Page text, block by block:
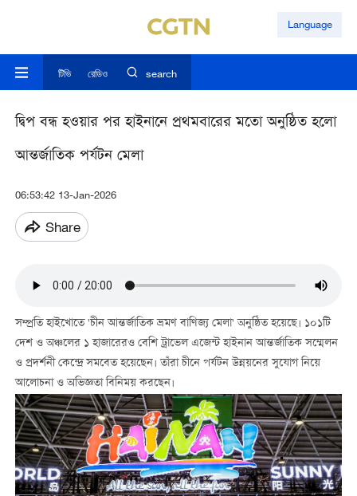
Language
টিভি রেডিও search
দ্বিপ বন্ধ হওয়ার পর হাইনানে প্রথমবারের মতো অনুষ্ঠিত হলো
আন্তর্জাতিক পর্যটন মেলা
06:53:42 13-Jan-2026
Share
সম্প্রতি হাইখোতে 'চীন আন্তর্জাতিক ভ্রমণ বাণিজ্য মেলা' অনুষ্ঠিত হয়েছে। ১০১টি
দেশ ও অঞ্চলের ১ হাজারেরও বেশি ট্রাভেল এজেন্ট হাইনান আন্তর্জাতিক সম্মেলন
ও প্রদর্শনী কেন্দ্রে সমবেত হয়েছেন। তাঁরা চীনে পর্যটন উন্নয়নের সুযোগ নিয়ে
আলোচনা ও অভিজ্ঞতা বিনিময় করছেন।